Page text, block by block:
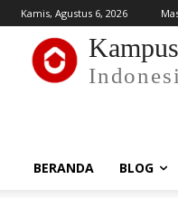
Kamis, Agustus 6, 2026
BERANDA BLOG